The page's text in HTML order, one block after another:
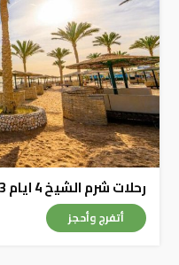
رحلات شرم الشيخ 4 ايام 3 ليالي شاملة الانتقالات
أتفرج وأحجز